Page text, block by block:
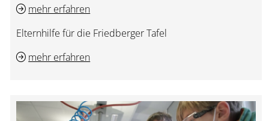
mehr erfahren
Elternhilfe für die Friedberger Tafel
mehr erfahren